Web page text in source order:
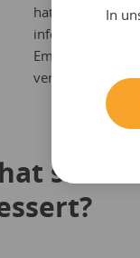
hatten wir das
informieren,
Emailverkehr,
verwenden
sich
In